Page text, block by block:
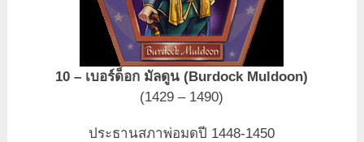
10 – เบอร์ด็อก มัลดูน (Burdock Muldoon)
(1429 – 1490)
ประธานสภาพ่อมดปี 1448-1450